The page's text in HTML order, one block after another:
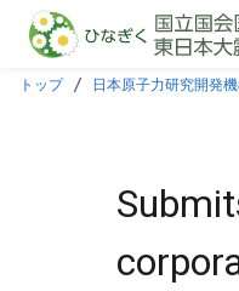
本文に飛ぶ
トップ 日本原子力研究開発